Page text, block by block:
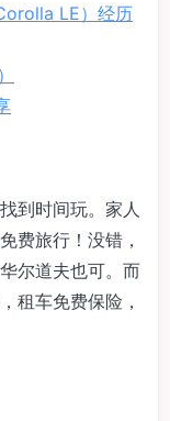
LE）经历
到时间玩。家人
费旅行！没错，
尔道夫也可。而
租车免费保险，